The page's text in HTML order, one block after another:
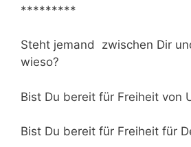
*********
Steht jemand zwischen Dir
wieso?
Bist Du bereit für Freiheit von
Bist Du bereit für Freiheit für